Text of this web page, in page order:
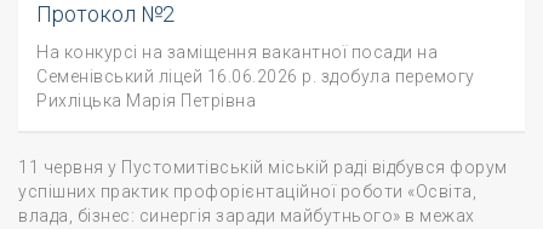
Протокол №2
На конкурсі на заміщення вакантної посади на
Семенівський ліцей 16.06.2026 р. здобула перемогу
Рихліцька Марія Петрівна
11 червня у Пустомитівській міській раді відбувся форум
успішних практик профорієнтаційної роботи «Освіта,
влада, бізнес: синергія заради майбутнього» в межах